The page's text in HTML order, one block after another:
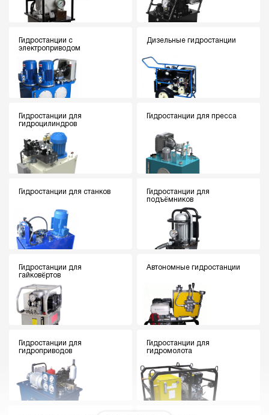
Гидростанции с
электроприводом
Дизельные гидростанции
Гидростанции для
гидроцилиндров
Гидростанции для пресса
Гидростанции для станков
Гидростанции для
подъёмников
Гидростанции для
гайковёртов
Автономные гидростанции
Гидростанции для
гидроприводов
Гидростанции для
гидромолота